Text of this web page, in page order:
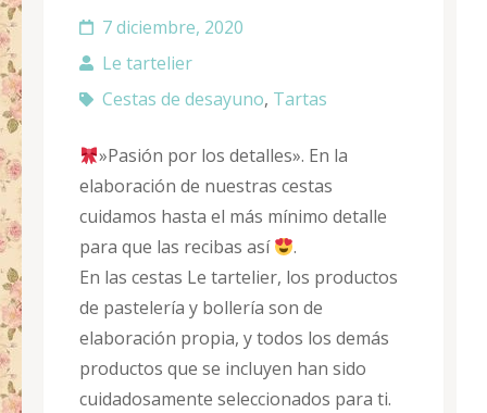
7 diciembre, 2020
Le tartelier
Cestas de desayuno, Tartas
»Pasión por los detalles». En la
elaboración de nuestras cestas
cuidamos hasta el más mínimo detalle
para que las recibas así
.
En las cestas Le tartelier, los productos
de pastelería y bollería son de
elaboración propia, y todos los demás
productos que se incluyen han sido
cuidadosamente seleccionados para ti.